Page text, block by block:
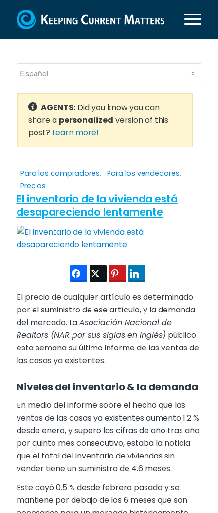
AGENTS:Did you know you can
share a personalized version of this
post? Learn more!
Para los compradores, Para los vendedores,
Precios
El inventario de la vivienda está
desapareciendo lentamente
El precio de cualquier artículo es determinado
por el suministro de ese artículo, y la demanda
del mercado. LaAsociación Nacional de
Realtors (NAR por sus siglas en inglés) público
esta semana su último informe de las ventas de
las casas ya existentes.
Niveles del inventario & la demanda
En medio del informe sobre el hecho que las
ventas de las casas ya existentes aumento 1.2 %
desde enero, y supero las cifras de año tras año
por quinto mes consecutivo, estaba la noticia
que el total del inventario de viviendas sin
vender tiene un suministro de 4.6 meses.
Este cayó 0.5 % desde febrero pasado y se
mantiene por debajo de los 6 meses que son